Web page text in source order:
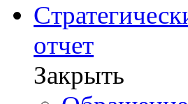
отчет
Закрыть